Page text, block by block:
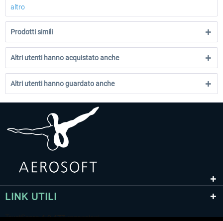
altro
Prodotti simili
Altri utenti hanno acquistato anche
Altri utenti hanno guardato anche
LINK UTILI